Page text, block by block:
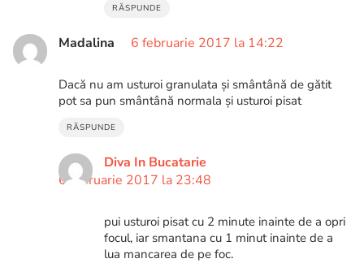
RĂSPUNDE
Madalina 6 februarie 2017 la 14:22
Dacă nu am usturoi granulata și smântână de gătit
pot sa pun smântână normala și usturoi pisat
RĂSPUNDE
Diva In Bucatarie
6 februarie 2017 la 23:48
pui usturoi pisat cu 2 minute inainte de a opri
focul, iar smantana cu 1 minut inainte de a
lua mancarea de pe foc.